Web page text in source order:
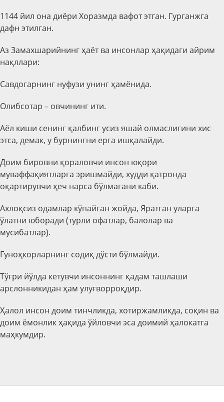
1144 йил она диёри Хоразмда вафот этган. Гурганжга
дафн этилган.
Аз Замахшарийнинг ҳаёт ва инсонлар ҳақидаги айрим
нақллари:
Савдогарнинг нуфузи унинг ҳамёнида.
Олибсотар – овчининг ити.
Аёл киши сенинг қалбинг усиз яшай олмаслигини хис
этса, демак, у бурнингни ерга ишқалайди.
Доим бировни қораловчи инсон юқори
муваффақиятларга эришмайди, худди қатронда
оқартирувчи ҳеч нарса бўлмагани каби.
Ахлоқсиз одамлар кўпайган жойда, Яратган уларга
ўлатни юборади (турли офатлар, балолар ва
мусибатлар).
Гуноҳкорларнинг содиқ дўсти бўлмайди.
Тўғри йўлда кетувчи инсоннинг қадам ташлаши
арслонникидан ҳам улуғворроқдир.
Ҳалол инсон доим тинчликда, хотиржамликда, соқин ва
доим ёмонлик ҳақида ўйловчи эса доимий ҳалокатга
маҳкумдир.